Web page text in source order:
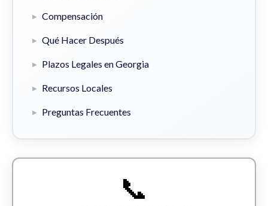
Compensación
Qué Hacer Después
Plazos Legales en Georgia
Recursos Locales
Preguntas Frecuentes
📞